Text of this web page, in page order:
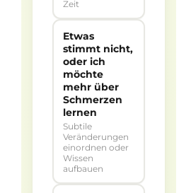
Zeit
Etwas
stimmt nicht,
oder ich
möchte
mehr über
Schmerzen
lernen
Subtile
Veränderungen
einordnen oder
Wissen
aufbauen